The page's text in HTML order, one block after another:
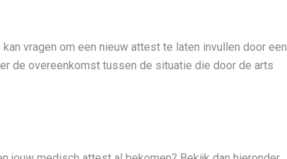
vragen om een nieuw attest te laten invullen door een
de overeenkomst tussen de situatie die door de arts